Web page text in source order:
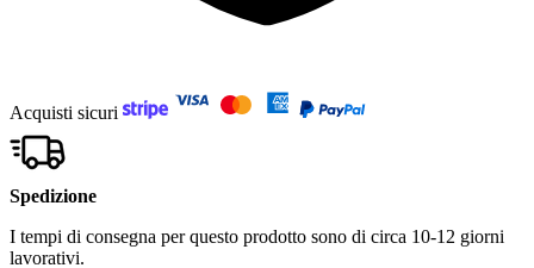
Acquisti sicuri
Spedizione
I tempi di consegna per questo prodotto sono di circa 10-12 giorni
lavorativi.